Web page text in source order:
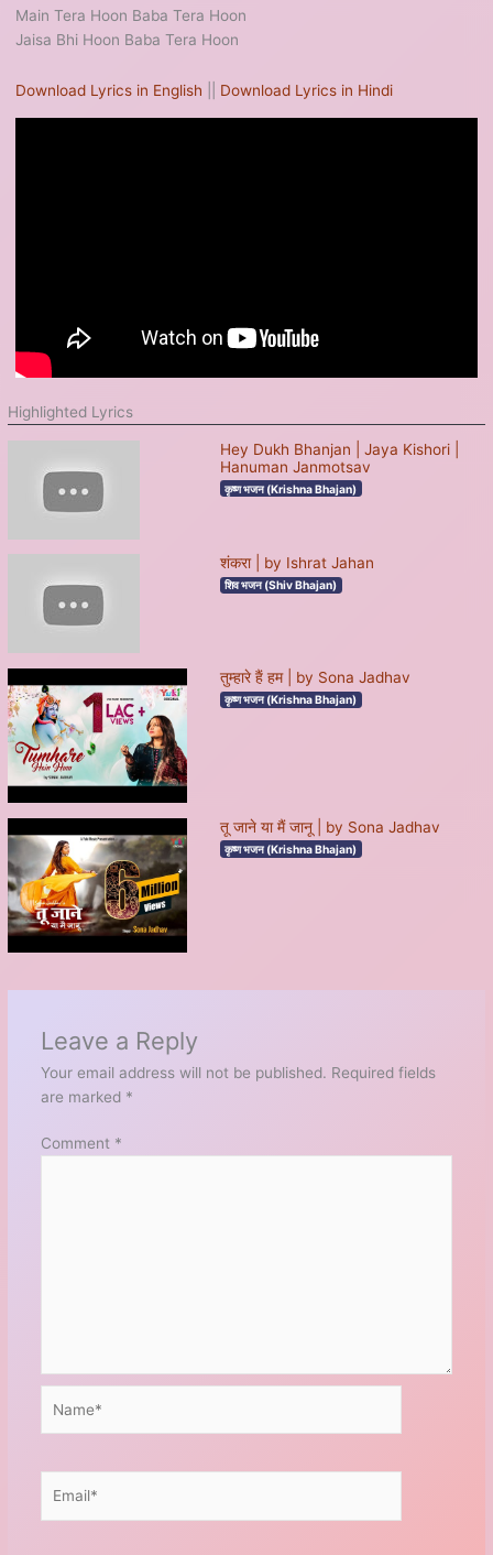
Main Tera Hoon Baba Tera Hoon
Jaisa Bhi Hoon Baba Tera Hoon
Download Lyrics in English Download Lyrics in Hindi
Highlighted Lyrics
Hey Dukh Bhanjan | Jaya Kishori |
Hanuman Janmotsav
कृष्ण भजन (Krishna Bhajan)
शंकरा | by Ishrat Jahan
शिव भजन (Shiv Bhajan)
तुम्हारे हैं हम | by Sona Jadhav
कृष्ण भजन (Krishna Bhajan)
तू जाने या मैं जानू | by Sona Jadhav
कृष्ण भजन (Krishna Bhajan)
Leave a Reply
Your email address will not be published. Required fields
are marked *
Comment *